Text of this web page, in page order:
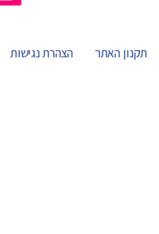
תקנון האתר הצהרת נגישות